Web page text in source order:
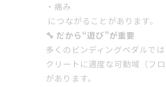
・痛み
につながることがあります。
🔧 だから“遊び”が重要
多くのビンディングペダルでは
クリートに適度な可動域（フロ
があります。